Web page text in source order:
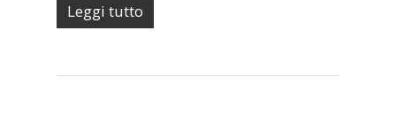
Leggi tutto